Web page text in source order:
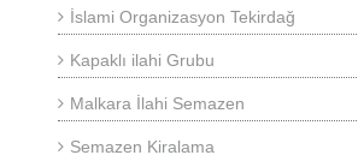
İslami Organizasyon Tekirdağ
Kapaklı ilahi Grubu
Malkara İlahi Semazen
Semazen Kiralama